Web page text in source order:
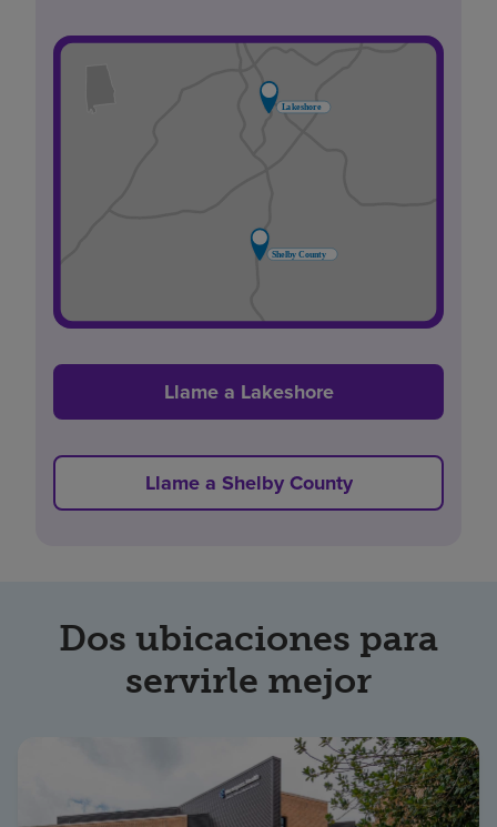
Llame a Lakeshore
Llame a Shelby County
Dos ubicaciones para
servirle mejor